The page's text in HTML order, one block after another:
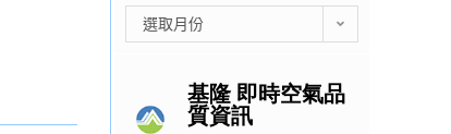
整
選取月份